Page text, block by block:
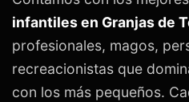
infantiles en Granjas de
profesionales, magos,
recreacionistas que
con los más pequeños.